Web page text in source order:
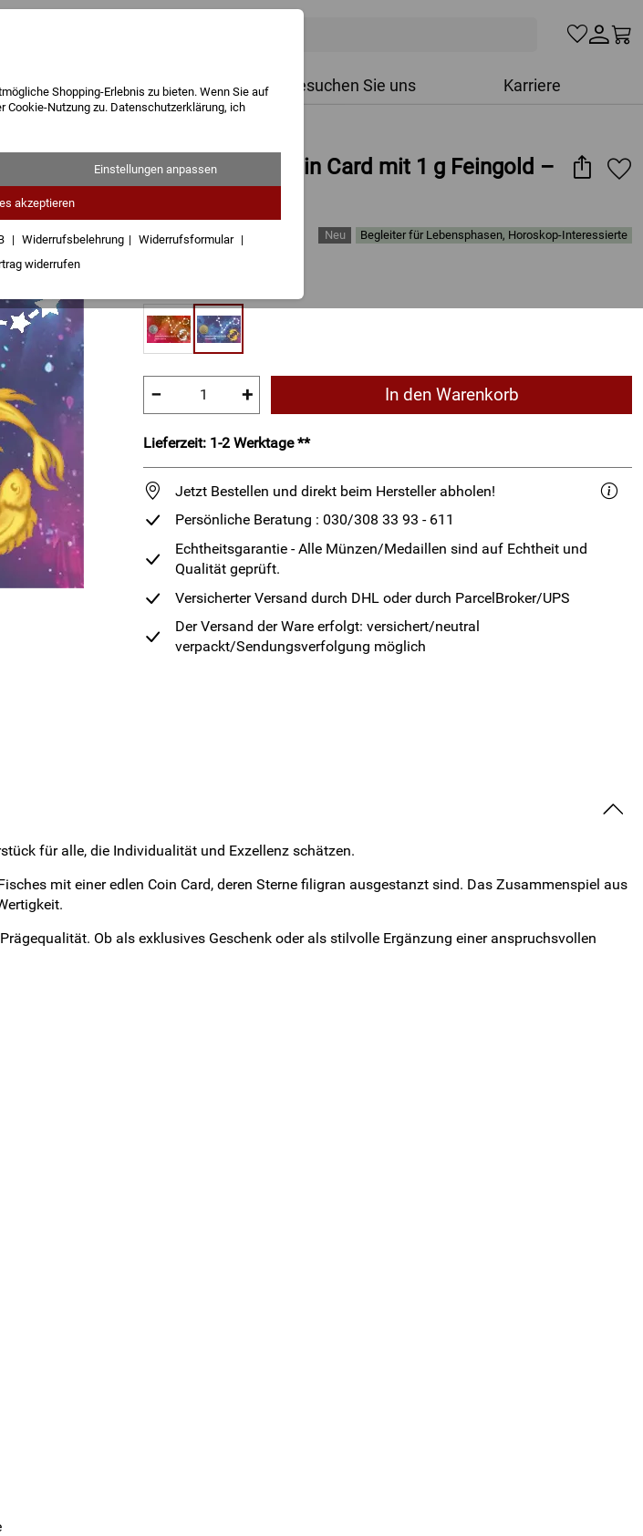
Shopping-Erlebnis zu bieten. Wenn Sie auf
Nutzung zu. Datenschutzerklärung, ich
Einstellungen anpassen
akzeptieren
Widerrufsbelehrung
Widerrufsformular
widerrufen
Geschenke Besuchen Sie uns Karriere
Sternzeichen-Coin Card mit 1 g Feingold –
Begleiter für Lebensphasen, Horoskop-Interessierte
− + In den Warenkorb
Lieferzeit: 1-2 Werktage **
Jetzt Bestellen und direkt beim Hersteller abholen!
Persönliche Beratung : 030/308 33 93 - 611
Echtheitsgarantie - Alle Münzen/Medaillen sind auf Echtheit und
Qualität geprüft.
Versicherter Versand durch DHL oder durch ParcelBroker/UPS
Der Versand der Ware erfolgt: versichert/neutral
verpackt/Sendungsverfolgung möglich
für alle, die Individualität und Exzellenz schätzen.
mit einer edlen Coin Card, deren Sterne filigran ausgestanzt sind. Das Zusammenspiel aus
Ob als exklusives Geschenk oder als stilvolle Ergänzung einer anspruchsvollen